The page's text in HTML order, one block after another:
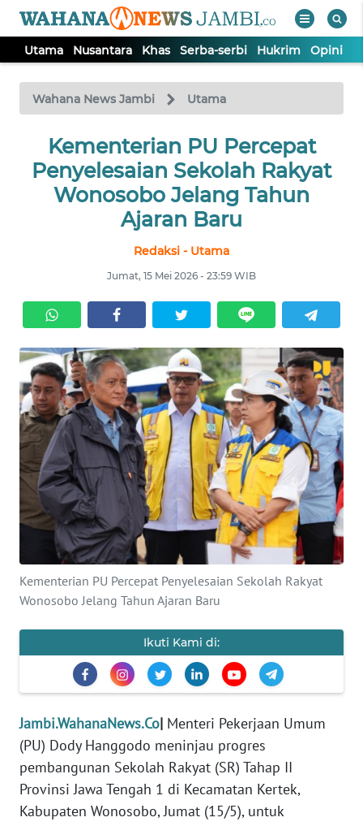
Utama Nusantara Khas Serba-serbi Hukrim Opini
Wahana News Jambi Utama
Kementerian PU Percepat
Penyelesaian Sekolah Rakyat
Wonosobo Jelang Tahun
Ajaran Baru
Redaksi - Utama
Jumat, 15 Mei 2026 - 23:59 WIB
Kementerian PU Percepat Penyelesaian Sekolah Rakyat
Wonosobo Jelang Tahun Ajaran Baru
Ikuti Kami di:
Jambi.WahanaNews.Co| Menteri Pekerjaan Umum
(PU) Dody Hanggodo meninjau progres
pembangunan Sekolah Rakyat (SR) Tahap II
Provinsi Jawa Tengah 1 di Kecamatan Kertek,
Kabupaten Wonosobo, Jumat (15/5), untuk
TV
Tutup
UTAMA
NUSANTARA
SERBI
HUKRIM
OPINI
PERISTIWA
Informasi
INDEKS
BERITA
KONTAK
KAMI
INFO
TENTANG
PEDOMAN
MEDIA
SIBER